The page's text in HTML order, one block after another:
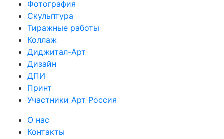
Фотография
Скульптура
Тиражные работы
Коллаж
Диджитал-Арт
Дизайн
ДПИ
Принт
Участники Арт Россия
О нас
Контакты